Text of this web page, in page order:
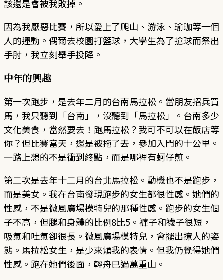
該還是會被我敗掉。
因為我厭惡比賽，所以愛上了爬山、游泳、瑜珈等一個
人的運動。偶爾去校園打籃球，大學生為了搶球而祭出
手肘，我立刻舉手投降。
中年的興趣
第一次跑步，是去年二月的台南馬拉松。當朋友招兵買
馬，我只聽到「台南」，沒聽到「馬拉松」。台南多少
文化美食，當然要去！跑馬拉松？我可不可以在飯店等
你？但比賽當天，還是被拖了去，參加入門的十公里。
一路上想的不是衝到終點，而是哪裡有蚵仔煎。
第二次是去年十二月的台北馬拉松。動機也不是跑步，
而是美女。我在台南發現跑步的女生都很性感。她們的
性感，不是微風廣場模特兒的那種性感。跑步的女生個
子不高，但腿和身體的比例8比5。褲子和襪子很短，
吸氣和吐氣卻很長。微風廣場模特兒，會擺出撩人的姿
態。馬拉松女生，是少來煩我的表情。但我仍覺得她們
性感。跑在她們後面，輕舟已過萬重山。